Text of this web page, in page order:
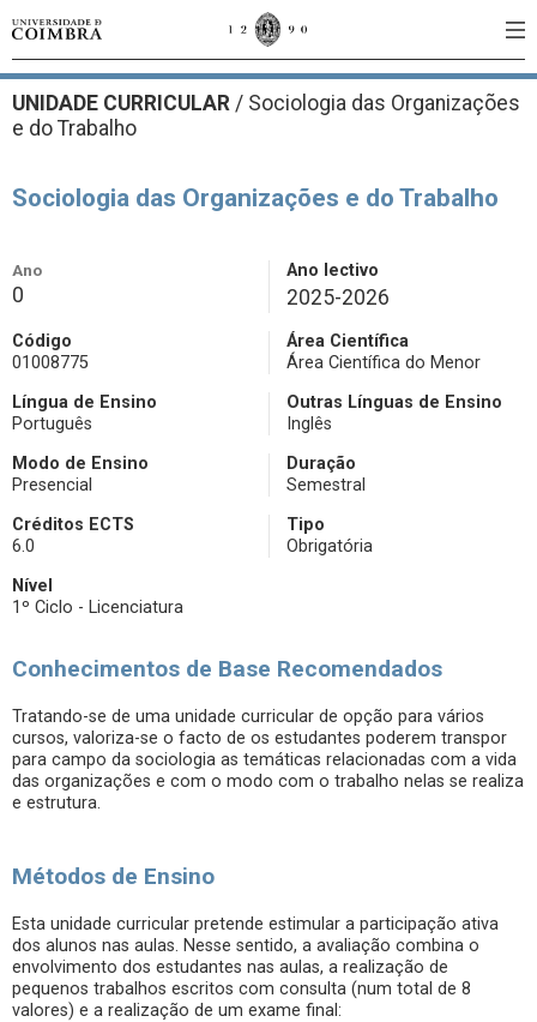
UNIDADE CURRICULAR / Sociologia das Organizações
e do Trabalho
Sociologia das Organizações e do Trabalho
Ano
0
Ano lectivo
2025-2026
Código
01008775
Área Científica
Área Científica do Menor
Língua de Ensino
Português
Outras Línguas de Ensino
Inglês
Modo de Ensino
Presencial
Duração
Semestral
Créditos ECTS
6.0
Tipo
Obrigatória
Nível
1º Ciclo - Licenciatura
Conhecimentos de Base Recomendados
Tratando-se de uma unidade curricular de opção para vários
cursos, valoriza-se o facto de os estudantes poderem transpor
para campo da sociologia as temáticas relacionadas com a vida
das organizações e com o modo com o trabalho nelas se realiza
e estrutura.
Métodos de Ensino
Esta unidade curricular pretende estimular a participação ativa
dos alunos nas aulas. Nesse sentido, a avaliação combina o
envolvimento dos estudantes nas aulas, a realização de
pequenos trabalhos escritos com consulta (num total de 8
valores) e a realização de um exame final: